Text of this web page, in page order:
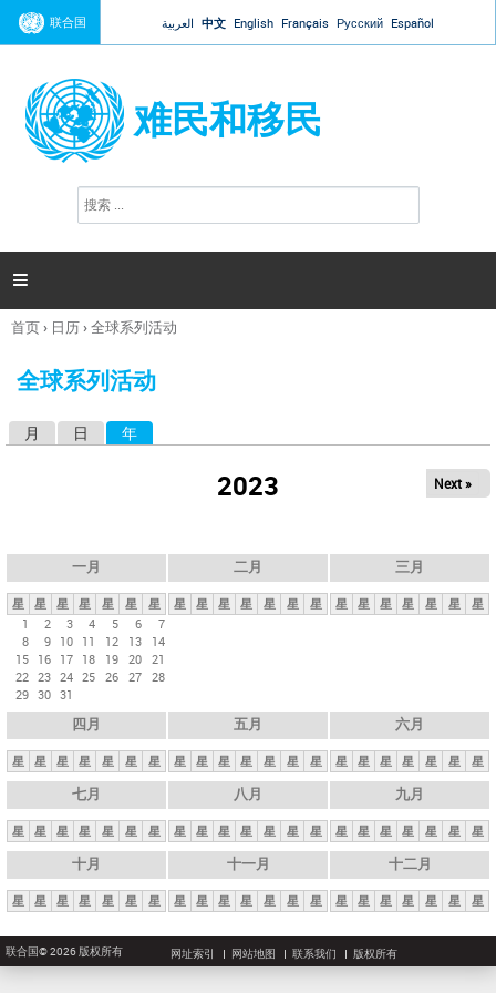
Jump to navigation
联合国 العربية 中文 English Français Русский Español
难民和移民
搜
索

你
这
首页› 日历›全球系列活动
全球系列活动
月 日 年
2023 Next »
一月
星 星 星 星 星 星
星
1
2 3 4 5 6
7
8
9 10 11 12 13
14
15 16 17 18 19 20 21
22 23 24 25 26 27 28
29 30 31
二月
星 星 星 星 星 星 星
三月
星 星 星 星 星 星 星
四月
星 星 星 星 星 星 星
五月
星 星 星 星 星 星 星
六月
星 星 星 星 星 星 星
七月
星 星 星 星 星 星 星
八月
星 星 星 星 星 星 星
九月
星 星 星 星 星 星 星
十月
星 星 星 星 星 星 星
十一月
星 星 星 星 星 星 星
十二月
星 星 星 星 星 星 星
联合国© 2026 版权所有 网址索引 网站地图 联系我们 版权所有